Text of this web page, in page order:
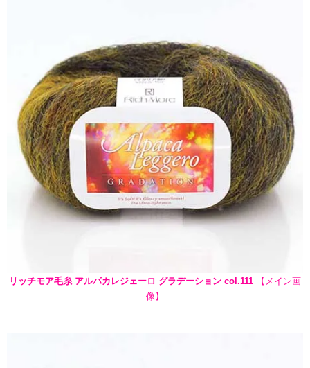
リッチモア毛糸 アルパカレジェーロ グラデーション col.111 【メイン画
像】